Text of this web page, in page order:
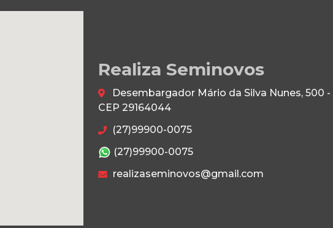
Realiza Seminovos
Desembargador Mário da Silva Nunes, 500
CEP 29164044
(27)99900-0075
(27)99900-0075
realizaseminovos@gmail.com